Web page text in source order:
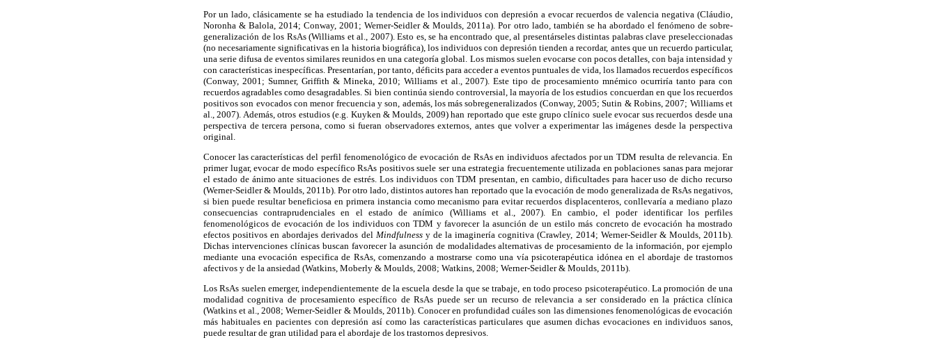
Por un lado, clásicamente se ha estudiado la tendencia de los individuos con depresión a evocar recuerdos de valencia negativa (Cláudio,
Noronha & Balola, 2014; Conway, 2001; Werner-Seidler & Moulds, 2011a). Por otro lado, también se ha abordado el fenómeno de sobre-
generalización de los RsAs (Williams et al., 2007). Esto es, se ha encontrado que, al presentárseles distintas palabras clave preseleccionadas
(no necesariamente significativas en la historia biográfica), los individuos con depresión tienden a recordar, antes que un recuerdo particular,
una serie difusa de eventos similares reunidos en una categoría global. Los mismos suelen evocarse con pocos detalles, con baja intensidad y
con características inespecíficas. Presentarían, por tanto, déficits para acceder a eventos puntuales de vida, los llamados recuerdos específicos
(Conway, 2001; Sumner, Griffith & Mineka, 2010; Williams et al., 2007). Este tipo de procesamiento mnémico ocurriría tanto para con
recuerdos agradables como desagradables. Si bien continúa siendo controversial, la mayoría de los estudios concuerdan en que los recuerdos
positivos son evocados con menor frecuencia y son, además, los más sobregeneralizados (Conway, 2005; Sutin & Robins, 2007; Williams et
al., 2007). Además, otros estudios (e.g. Kuyken & Moulds, 2009) han reportado que este grupo clínico suele evocar sus recuerdos desde una
perspectiva de tercera persona, como si fueran observadores externos, antes que volver a experimentar las imágenes desde la perspectiva
original.
Conocer las características del perfil fenomenológico de evocación de RsAs en individuos afectados por un TDM resulta de relevancia. En
primer lugar, evocar de modo específico RsAs positivos suele ser una estrategia frecuentemente utilizada en poblaciones sanas para mejorar
el estado de ánimo ante situaciones de estrés. Los individuos con TDM presentan, en cambio, dificultades para hacer uso de dicho recurso
(Werner-Seidler & Moulds, 2011b). Por otro lado, distintos autores han reportado que la evocación de modo generalizada de RsAs negativos,
si bien puede resultar beneficiosa en primera instancia como mecanismo para evitar recuerdos displacenteros, conllevaría a mediano plazo
consecuencias contraprudenciales en el estado de anímico (Williams et al., 2007). En cambio, el poder identificar los perfiles
fenomenológicos de evocación de los individuos con TDM y favorecer la asunción de un estilo más concreto de evocación ha mostrado
efectos positivos en abordajes derivados del Mindfulnessy de la imaginería cognitiva (Crawley, 2014; Werner-Seidler & Moulds, 2011b).
Dichas intervenciones clínicas buscan favorecer la asunción de modalidades alternativas de procesamiento de la información, por ejemplo
mediante una evocación especifica de RsAs, comenzando a mostrarse como una vía psicoterapéutica idónea en el abordaje de trastornos
afectivos y de la ansiedad (Watkins, Moberly & Moulds, 2008; Watkins, 2008; Werner-Seidler & Moulds, 2011b).
Los RsAs suelen emerger, independientemente de la escuela desde la que se trabaje, en todo proceso psicoterapéutico. La promoción de una
modalidad cognitiva de procesamiento específico de RsAs puede ser un recurso de relevancia a ser considerado en la práctica clínica
(Watkins et al., 2008; Werner-Seidler & Moulds, 2011b). Conocer en profundidad cuáles son las dimensiones fenomenológicas de evocación
más habituales en pacientes con depresión así como las características particulares que asumen dichas evocaciones en individuos sanos,
puede resultar de gran utilidad para el abordaje de los trastornos depresivos.